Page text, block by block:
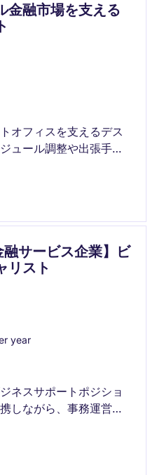
金融市場を支える
オフィスを支えるデス
ュール調整や出張手
携し、業務運営を円滑
。
融サービス企業】ビ
リスト
year
ネスサポートポジショ
しながら、事務運営や